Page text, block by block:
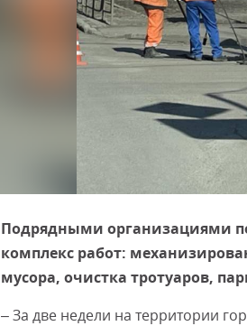
Подрядными организациями
комплекс работ:
мусора, очистка тротуаров,
– За две недели на территории